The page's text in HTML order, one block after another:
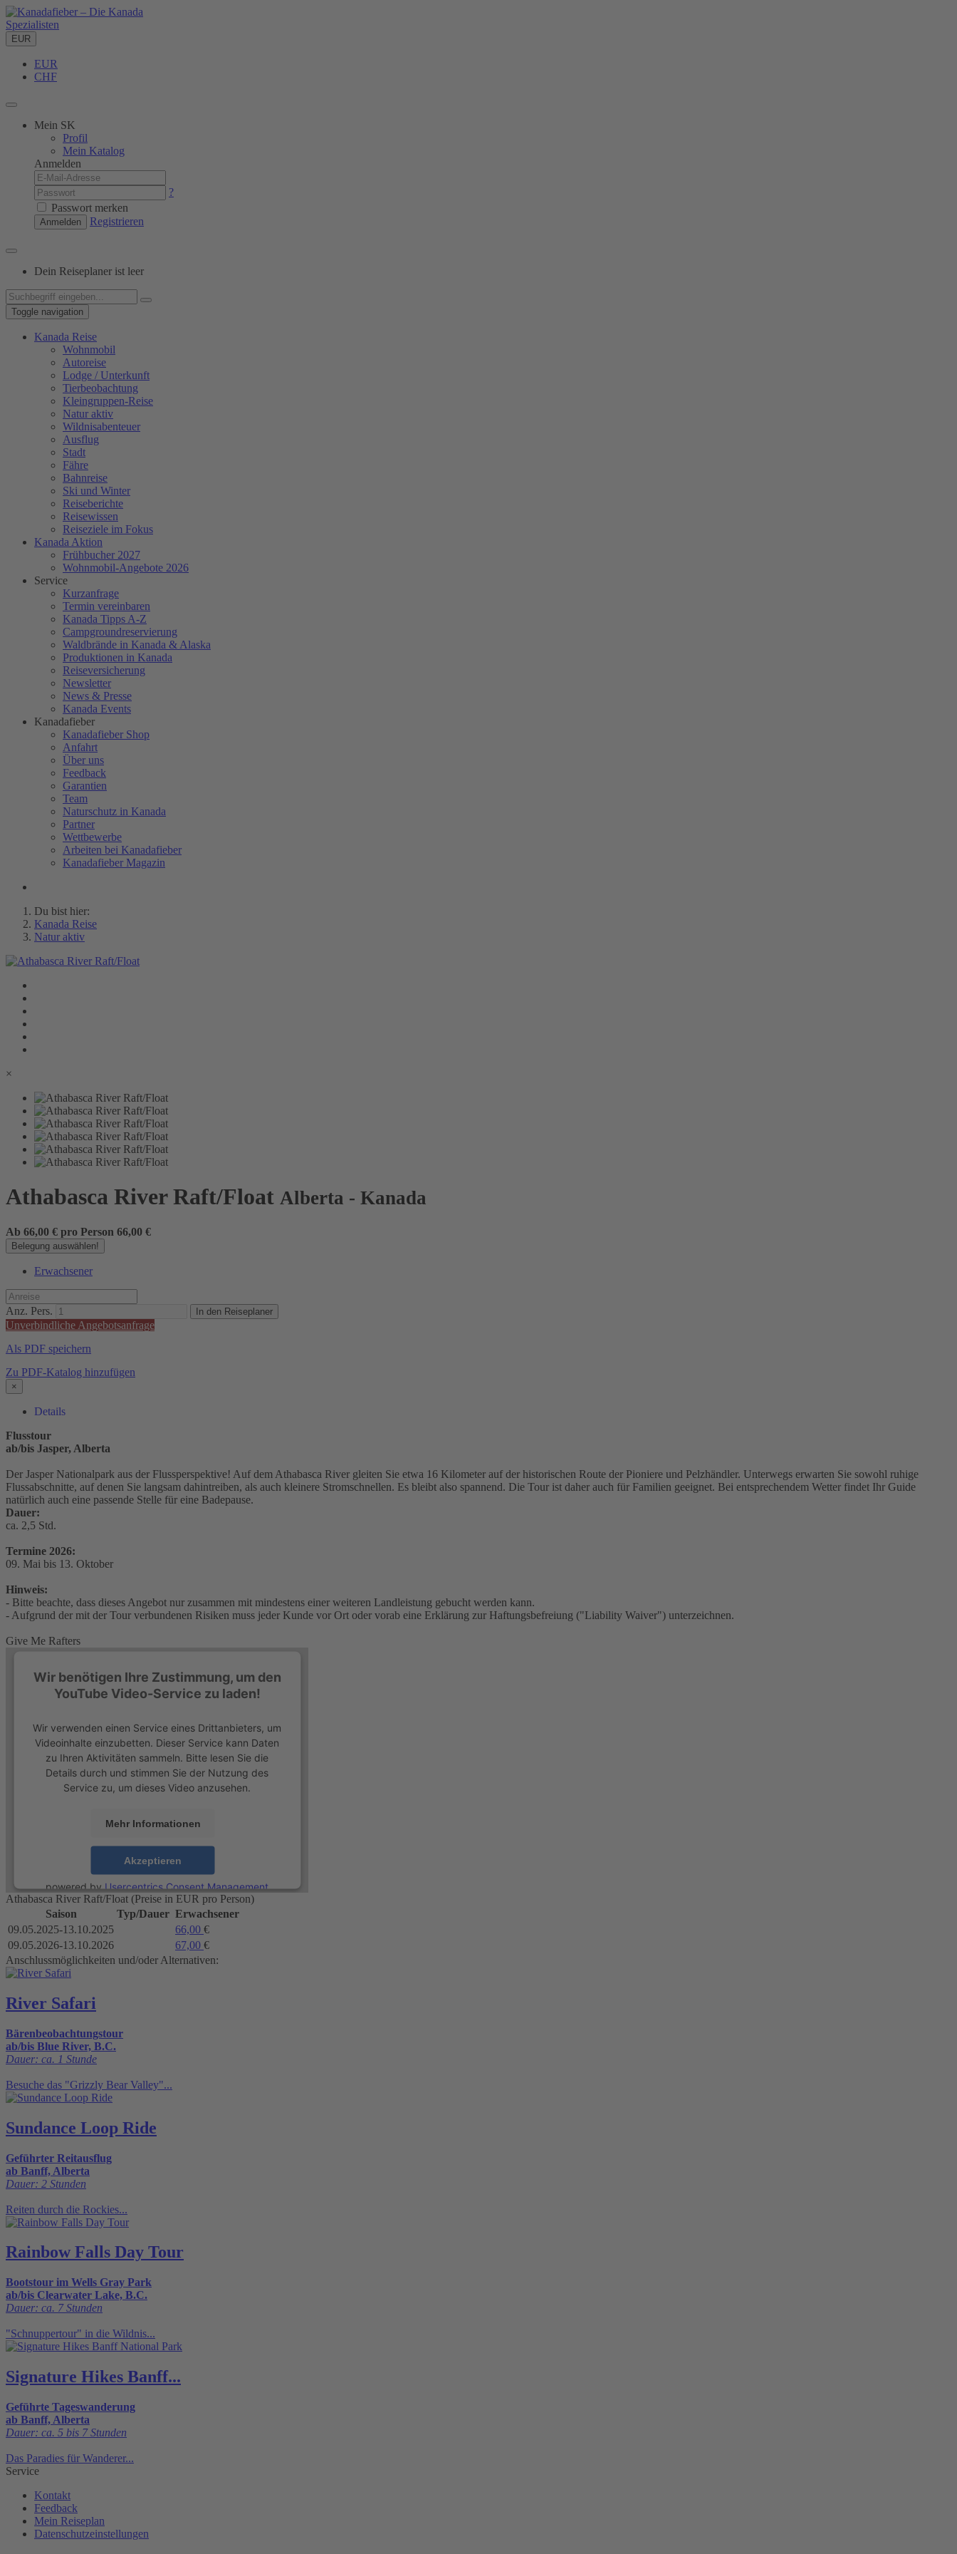
EUR
EUR
CHF
Mein SK
Profil
Mein Katalog
Anmelden
?
Passwort merken
Anmelden Registrieren
Dein Reiseplaner ist leer
Toggle navigation
Kanada Reise
Wohnmobil
Autoreise
Lodge / Unterkunft
Tierbeobachtung
Kleingruppen-Reise
Natur aktiv
Wildnisabenteuer
Ausflug
Stadt
Fähre
Bahnreise
Ski und Winter
Reiseberichte
Reisewissen
Reiseziele im Fokus
Kanada Aktion
Frühbucher 2027
Wohnmobil-Angebote 2026
Service
Kurzanfrage
Termin vereinbaren
Kanada Tipps A-Z
Campgroundreservierung
Waldbrände in Kanada & Alaska
Produktionen in Kanada
Reiseversicherung
Newsletter
News & Presse
Kanada Events
Kanadafieber
Kanadafieber Shop
Anfahrt
Über uns
Feedback
Garantien
Team
Naturschutz in Kanada
Partner
Wettbewerbe
Arbeiten bei Kanadafieber
Kanadafieber Magazin
Du bist hier:
Kanada Reise
Natur aktiv
×
Athabasca River Raft/Float Alberta - Kanada
Ab 66,00 € pro Person 66,00 €
Belegung auswählen!
Erwachsener
Anz. Pers. In den Reiseplaner
Unverbindliche Angebotsanfrage
Als PDF speichern
Zu PDF-Katalog hinzufügen
×
Details
Flusstour
ab/bis Jasper, Alberta
Der Jasper Nationalpark aus der Flussperspektive! Auf dem Athabasca River gleiten Sie etwa 16 Kilometer auf der historischen Route der Pioniere und Pelzhändler. Unterwegs erwarten Sie sowohl ruhige
Flussabschnitte, auf denen Sie langsam dahintreiben, als auch kleinere Stromschnellen. Es bleibt also spannend. Die Tour ist daher auch für Familien geeignet. Bei entsprechendem Wetter findet Ihr Guide
natürlich auch eine passende Stelle für eine Badepause.
Dauer:
ca. 2,5 Std.
Termine 2026:
09. Mai bis 13. Oktober
Hinweis:
- Bitte beachte, dass dieses Angebot nur zusammen mit mindestens einer weiteren Landleistung gebucht werden kann.
- Aufgrund der mit der Tour verbundenen Risiken muss jeder Kunde vor Ort oder vorab eine Erklärung zur Haftungsbefreiung ("Liability Waiver") unterzeichnen.
Give Me Rafters
Wir benötigen Ihre Zustimmung, um den
YouTube Video-Service zu laden!
Wir verwenden einen Service eines Drittanbieters, um
Videoinhalte einzubetten. Dieser Service kann Daten
zu Ihren Aktivitäten sammeln. Bitte lesen Sie die
Details durch und stimmen Sie der Nutzung des
Service zu, um dieses Video anzusehen.
Mehr Informationen
Akzeptieren
powered by Usercentrics Consent Management
Platform
Athabasca River Raft/Float (Preise in EUR pro Person)
Saison
Typ/Dauer Erwachsener
09.05.2025-13.10.2025
66,00 €
09.05.2026-13.10.2026
67,00 €
Anschlussmöglichkeiten und/oder Alternativen:
River Safari
Bärenbeobachtungstour
ab/bis Blue River, B.C.
Dauer: ca. 1 Stunde
Besuche das "Grizzly Bear Valley"...
Sundance Loop Ride
Geführter Reitausflug
ab Banff, Alberta
Dauer: 2 Stunden
Reiten durch die Rockies...
Rainbow Falls Day Tour
Bootstour im Wells Gray Park
ab/bis Clearwater Lake, B.C.
Dauer: ca. 7 Stunden
"Schnuppertour" in die Wildnis...
Signature Hikes Banff...
Geführte Tageswanderung
ab Banff, Alberta
Dauer: ca. 5 bis 7 Stunden
Das Paradies für Wanderer...
Service
Kontakt
Feedback
Mein Reiseplan
Datenschutzeinstellungen